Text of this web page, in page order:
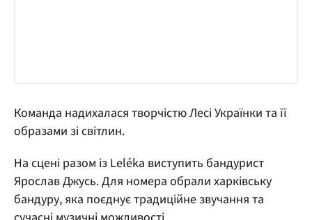
Команда надихалася творчістю Лесі Українки та її
образами зі світлин.
На сцені разом із Leléka виступить бандурист
Ярослав Джусь. Для номера обрали харківську
бандуру, яка поєднує традиційне звучання та